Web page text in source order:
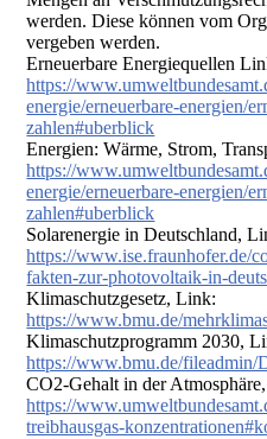
werden. Diese können vom
vergeben werden.
Erneuerbare Energiequellen
https://
energie/erneuerbare-energien/
zahlen#uberblick
Energien: Wärme, Strom,
https://
energie/erneuerbare-energien/
zahlen#uberblick
Solarenergie in Deutschland,
https://www.ise.fraunhofer.de/
fakten-zur-photovoltaik-in-
Klimaschutzgesetz, Link:
https://www.bmu.de/
Klimaschutzprogramm 2030,
https://www.bmu.de/fileadmin/
CO2-Gehalt in der
https://
treibhausgas-